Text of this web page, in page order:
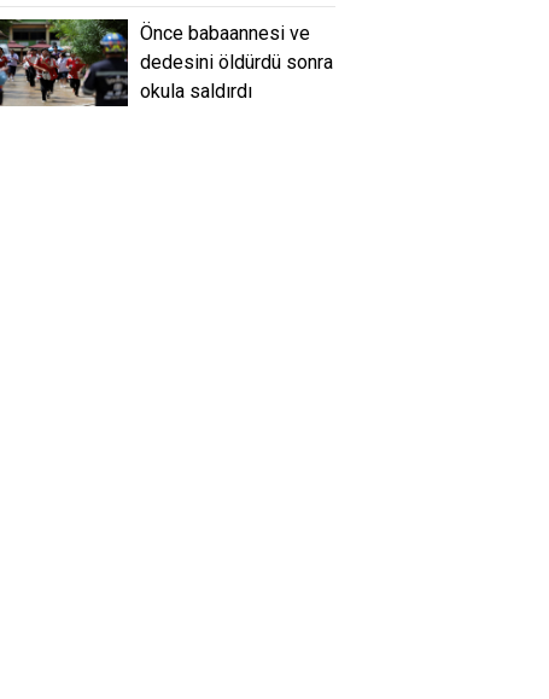
Önce babaannesi ve
dedesini öldürdü sonra
okula saldırdı